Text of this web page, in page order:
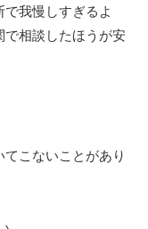
我慢しすぎるよ
相談したほうが安
こないことがあり